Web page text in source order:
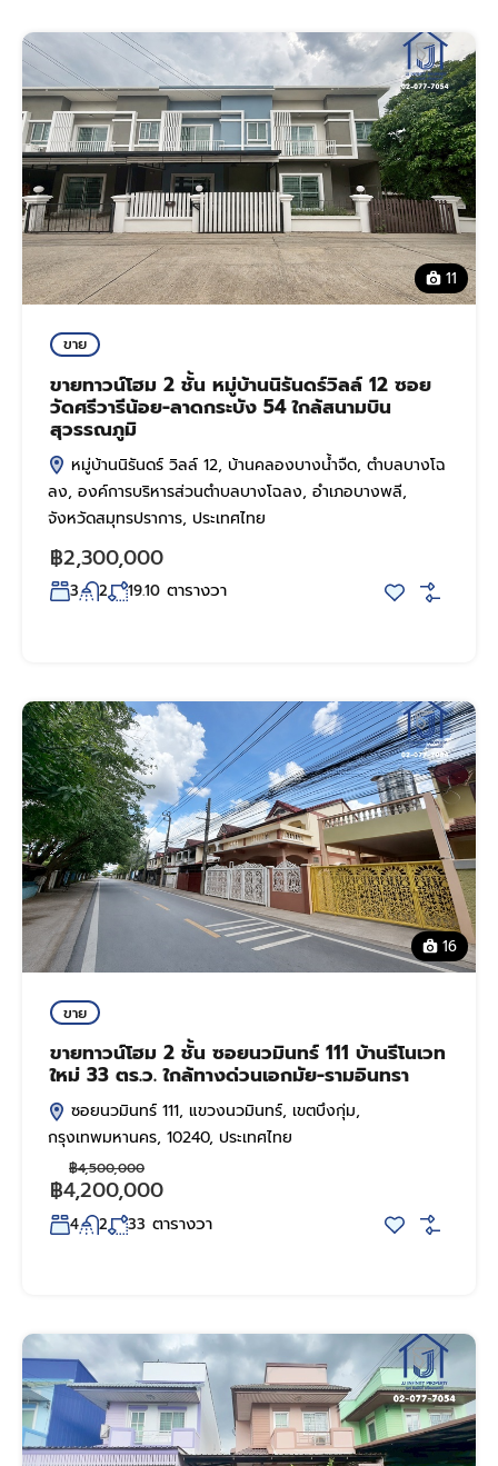
11
ขาย
ขายทาวน์โฮม 2 ชั้น หมู่บ้านนิรันดร์วิลล์ 12 ซอย
วัดศรีวารีน้อย-ลาดกระบัง 54 ใกล้สนามบิน
สุวรรณภูมิ
หมู่บ้านนิรันดร์ วิลล์ 12, บ้านคลองบางน้ำจืด, ตำบลบางโฉ
ลง, องค์การบริหารส่วนตำบลบางโฉลง, อำเภอบางพลี,
จังหวัดสมุทรปราการ, ประเทศไทย
฿2,300,000
3 2 19.10 ตารางวา
16
ขาย
ขายทาวน์โฮม 2 ชั้น ซอยนวมินทร์ 111 บ้านรีโนเวท
ใหม่ 33 ตร.ว. ใกล้ทางด่วนเอกมัย-รามอินทรา
ซอยนวมินทร์ 111, แขวงนวมินทร์, เขตบึงกุ่ม,
กรุงเทพมหานคร, 10240, ประเทศไทย
฿4,200,000
฿4,500,000
4 2 33 ตารางวา